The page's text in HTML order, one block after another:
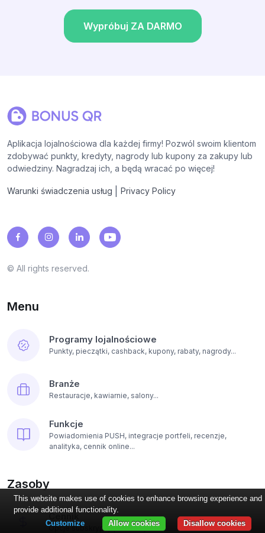
Wypróbuj ZA DARMO
Aplikacja lojalnościowa dla każdej firmy! Pozwól swoim klientom
zdobywać punkty, kredyty, nagrody lub kupony za zakupy lub
odwiedziny. Nagradzaj ich, a będą wracać po więcej!
Warunki świadczenia usług Privacy Policy
© All rights reserved.
Menu
Programy lojalnościowe
Punkty, pieczątki, cashback, kupony, rabaty, nagrody...
Branże
Restauracje, kawiarnie, salony...
Funkcje
Powiadomienia PUSH, integracje portfeli, recenzje,
analityka, cennik online...
Zasoby
Opcje subskrypcji platformy...
This website makes use of cookies to enhance browsing experience and
provide additional functionality.
Disallow cookies
Allow cookies
Customize